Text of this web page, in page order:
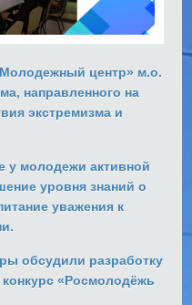
центр» м.о.
направленного на
экстремизма и
у молодежи активной
уровня знаний о
уважения к
обсудили разработку
конкурс «Росмолодёжь